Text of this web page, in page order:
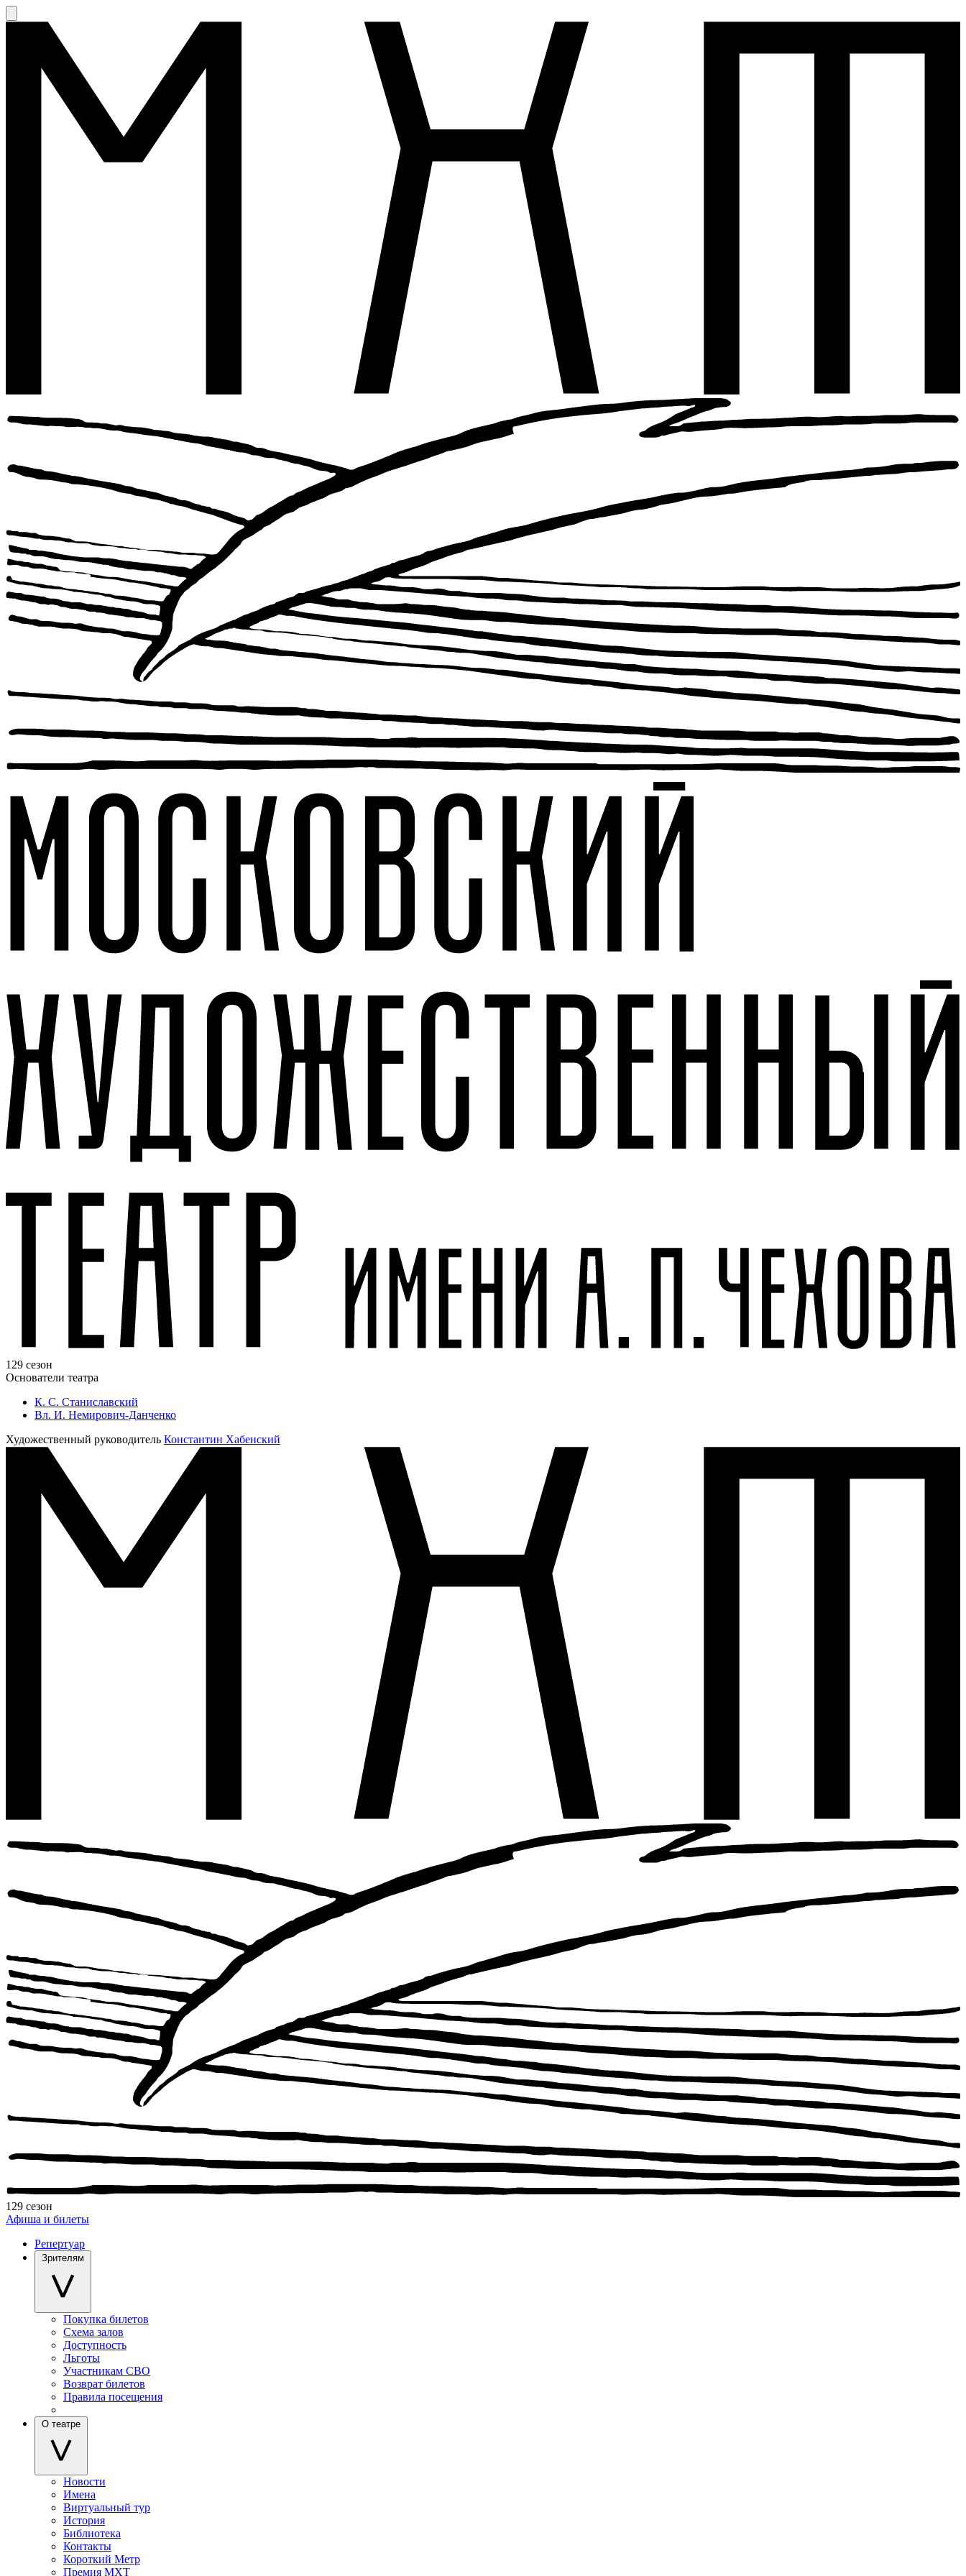
129 сезон
Основатели театра
К. С. Станиславский
Вл. И. Немирович-Данченко
Художественный руководитель Константин Хабенский
129 сезон
Афиша и билеты
Репертуар
Зрителям
Покупка билетов
Схема залов
Доступность
Льготы
Участникам СВО
Возврат билетов
Правила посещения
О театре
Новости
Имена
Виртуальный тур
История
Библиотека
Контакты
Короткий Метр
Премия МХТ